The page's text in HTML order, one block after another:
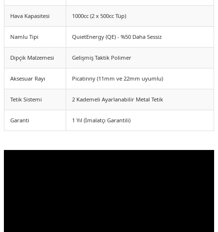
Hava Kapasitesi 1000cc (2 x 500cc Tüp)
Namlu Tipi QuietEnergy (QE) - %50 Daha Sessiz
Dipçik Malzemesi Gelişmiş Taktik Polimer
Aksesuar Rayı Picatinny (11mm ve 22mm uyumlu)
Tetik Sistemi 2 Kademeli Ayarlanabilir Metal Tetik
Garanti 1 Yıl (İmalatçı Garantili)